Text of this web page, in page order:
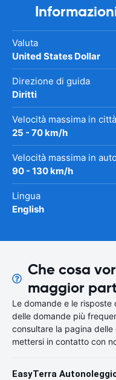
Valuta
United States Dollar
Direzione di guida
Diritti
Velocità massima in città
25 - 70 km/h
Velocità massima in
90 - 130 km/h
Lingua
English
Che cosa
maggior
Le domande e le risposte
delle domande più
consultare la pagina
mettersi in contatto con
EasyTerra